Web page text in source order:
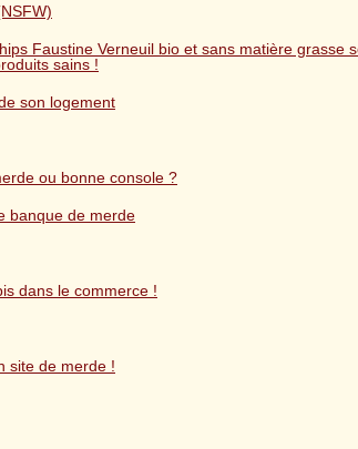
Faustine Verneuil bio et sans matière grasse
sains !
son logement
ou bonne console ?
banque de merde
dans le commerce !
site de merde !